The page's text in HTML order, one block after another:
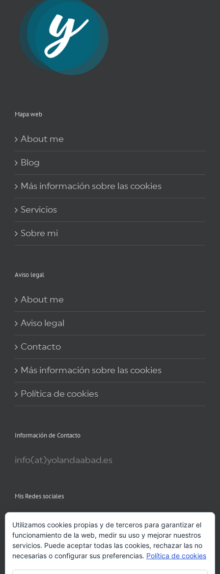
Mapa web
About me
Blog
Más información sobre las cookies
Servicios
Sobre mi
Aviso legal
About me
Aviso legal
Contacto
Más información sobre las cookies
Política de cookies
Información de Contacto
info(at)yolandaabad.es
Mis Redes sociales
Utilizamos cookies propias y de terceros para garantizar el
funcionamiento de la web, medir su uso y mejorar nuestros
servicios. Puede aceptar todas las cookies, rechazar las no
necesarias o configurar sus preferencias. Política de cookies